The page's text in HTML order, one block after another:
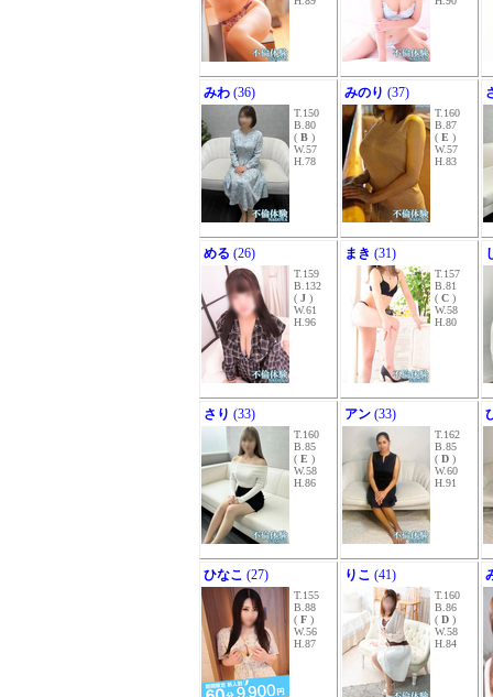
みわ (36)
T.150
B.80
( B )
W.57
H.78
みのり (37)
T.160
B.87
( E )
W.57
H.83
める (26)
T.159
B.132
( J )
W.61
H.96
まき (31)
T.157
B.81
( C )
W.58
H.80
さり (33)
T.160
B.85
( E )
W.58
H.86
アン (33)
T.162
B.85
( D )
W.60
H.91
ひなこ (27)
T.155
B.88
( F )
W.56
H.87
りこ (41)
T.160
B.86
( D )
W.58
H.84